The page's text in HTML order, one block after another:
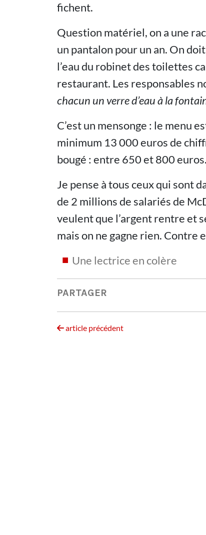
fichent.
Question matériel, on a une
un pantalon pour un an. On
l’eau du robinet des toilettes
restaurant. Les responsables
chacun un verre d’eau à la
C’est un mensonge : le menu
minimum 13 000 euros de
bougé : entre 650 et 800 euros.
Je pense à tous ceux qui sont
de 2 millions de salariés de
veulent que l’argent rentre et
mais on ne gagne rien. Contre
Une lectrice en colère
PARTAGER
article précédent